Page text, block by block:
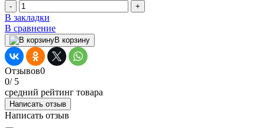
- +
В закладки
В сравнение
В корзину
Отзывов0
0/ 5
средний рейтинг товара
Написать отзыв
Написать отзыв